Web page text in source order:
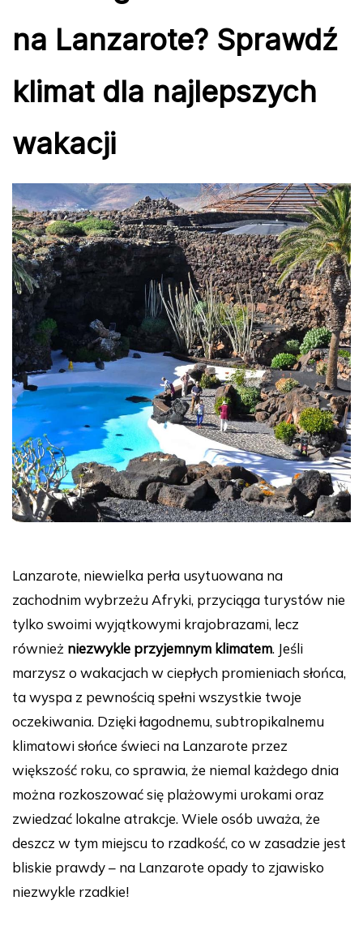
na Lanzarote? Sprawdź
klimat dla najlepszych
wakacji
Lanzarote, niewielka perła usytuowana na
zachodnim wybrzeżu Afryki, przyciąga turystów nie
tylko swoimi wyjątkowymi krajobrazami, lecz
również niezwykle przyjemnym klimatem. Jeśli
marzysz o wakacjach w ciepłych promieniach słońca,
ta wyspa z pewnością spełni wszystkie twoje
oczekiwania. Dzięki łagodnemu, subtropikalnemu
klimatowi słońce świeci na Lanzarote przez
większość roku, co sprawia, że niemal każdego dnia
można rozkoszować się plażowymi urokami oraz
zwiedzać lokalne atrakcje. Wiele osób uważa, że
deszcz w tym miejscu to rzadkość, co w zasadzie jest
bliskie prawdy – na Lanzarote opady to zjawisko
niezwykle rzadkie!